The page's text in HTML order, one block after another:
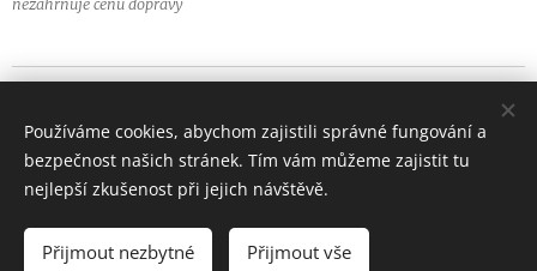
nezahrnuje cenu dopravy
VYPRODÁNO
Vytvořeno službouWebnode Cookies
Používáme cookies, abychom zajistili správné fungování a
bezpečnost našich stránek. Tím vám můžeme zajistit tu
nejlepší zkušenost při jejich návštěvě.
Přijmout nezbytné Přijmout vše